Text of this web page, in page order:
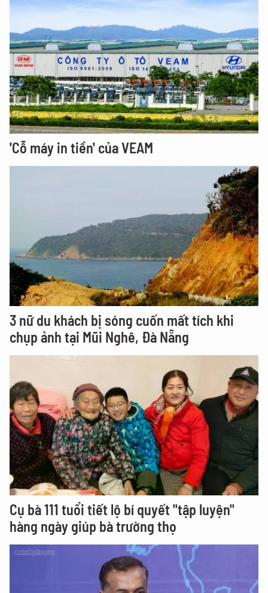
'Cỗ máy in tiền' của VEAM
3 nữ du khách bị sóng cuốn mất tích khi
chụp ảnh tại Mũi Nghê, Đà Nẵng
Cụ bà 111 tuổi tiết lộ bí quyết "tập luyện"
hàng ngày giúp bà trường thọ